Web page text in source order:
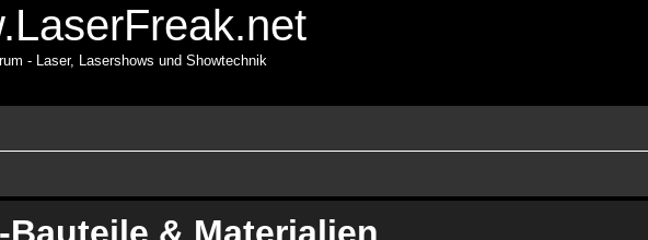
- Laser, Lasershows und Showtechnik
Bauteile & Materialien